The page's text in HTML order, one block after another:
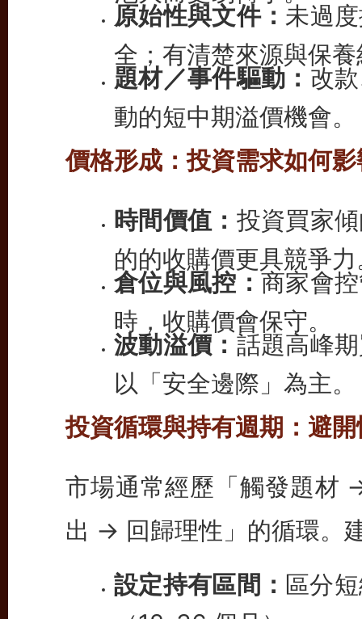
原始性與文件：未過
全；有清楚來源與保養
題材／事件驅動： 改
動的短中期溢價機會。
價格形成：投資需求如何
時間價值： 投資買家
的的收購價更具競爭力
倉位與風控： 商家會
時，收購價會保守。
波動溢價： 話題高峰
以「安全邊際」為主。
投資循環與持有週期：避
市場通常經歷「觸發題
出 → 回歸理性」的循環。
設定持有區間： 區分
（12–36 個月）。